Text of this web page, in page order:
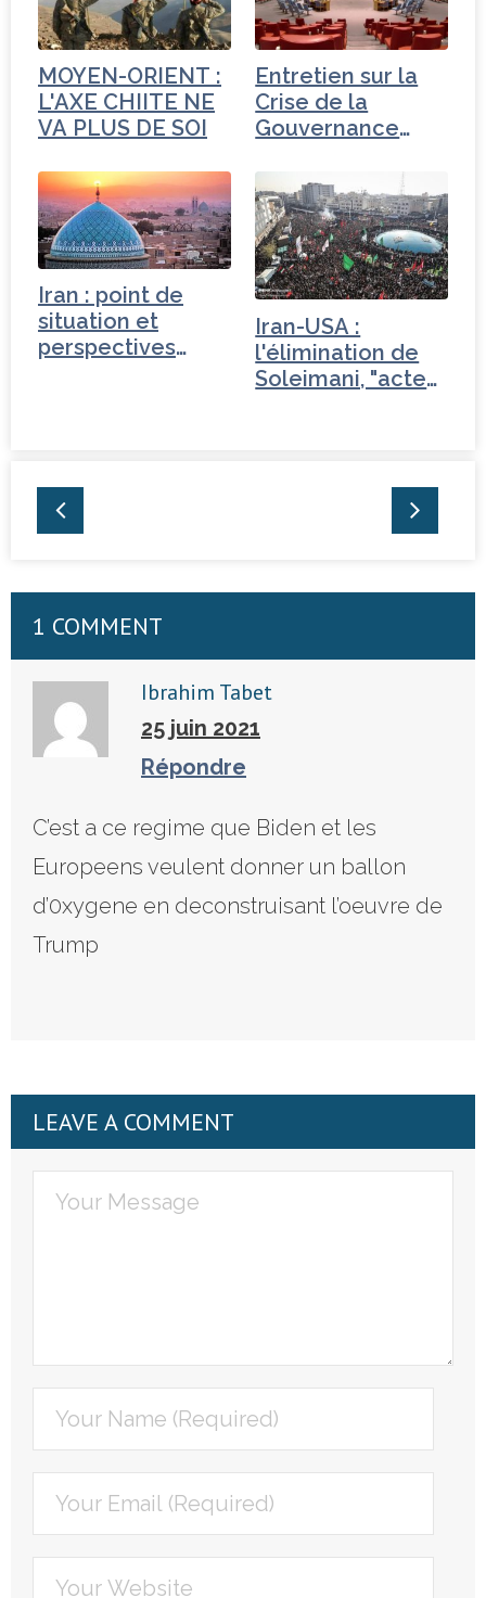
MOYEN-ORIENT :
L'AXE CHIITE NE
VA PLUS DE SOI
Entretien sur la
Crise de la
Gouvernance
Iran : point de
situation et
perspectives
Iran-USA :
l'élimination de
Soleimani, "acte
1 COMMENT
Ibrahim Tabet
25 juin 2021
Répondre
C’est a ce regime que Biden et les
Europeens veulent donner un ballon
d’0xygene en deconstruisant l’oeuvre de
Trump
LEAVE A COMMENT